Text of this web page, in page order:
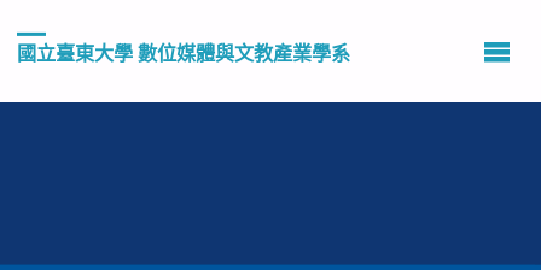
國立臺東大學 數位媒體與文教產業學系